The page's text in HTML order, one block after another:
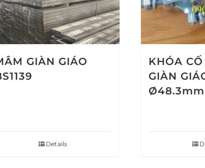
GIÀN GIÁO
Details
KHÓA
GIÀN
Ø48.3mm